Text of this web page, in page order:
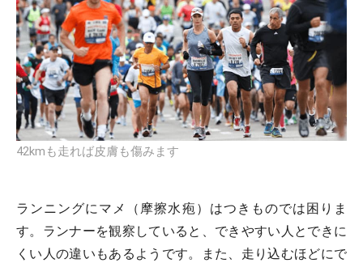
42kmも走れば皮膚も傷みます
ランニングにマメ（摩擦水疱）はつきものでは困りま
す。ランナーを観察していると、できやすい人とできに
くい人の違いもあるようです。また、走り込むほどにで